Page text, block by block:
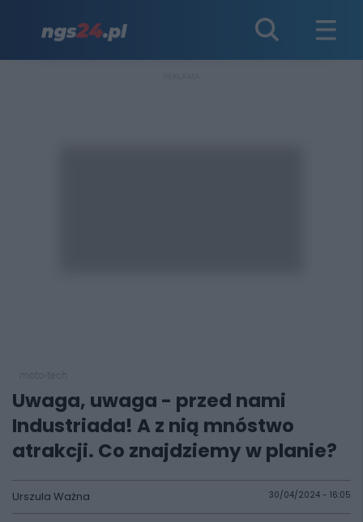
Uwaga, uwaga - przed nami
Industriada! A z nią mnóstwo
atrakcji. Co znajdziemy w planie?
Urszula Ważna 30/04/2024 - 16:05